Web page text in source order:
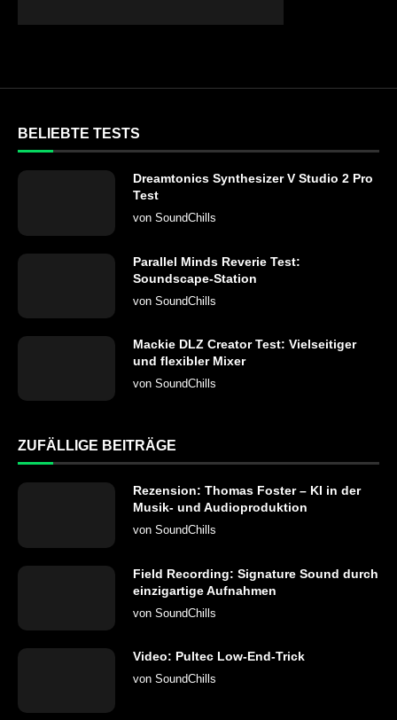
BELIEBTE TESTS
Dreamtonics Synthesizer V Studio 2 Pro
Test
von SoundChills
Parallel Minds Reverie Test:
Soundscape-Station
von SoundChills
Mackie DLZ Creator Test: Vielseitiger
und flexibler Mixer
von SoundChills
ZUFÄLLIGE BEITRÄGE
Rezension: Thomas Foster – KI in der
Musik- und Audioproduktion
von SoundChills
Field Recording: Signature Sound durch
einzigartige Aufnahmen
von SoundChills
Video: Pultec Low-End-Trick
von SoundChills